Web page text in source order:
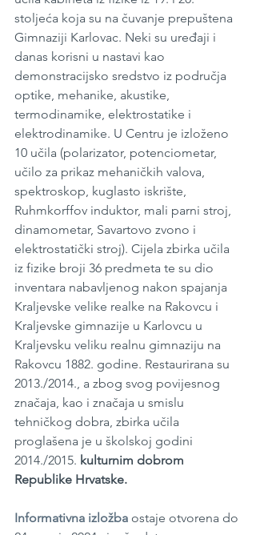
stoljeća koja su na čuvanje prepuštena
Gimnaziji Karlovac. Neki su uređaji i
danas korisni u nastavi kao
demonstracijsko sredstvo iz područja
optike, mehanike, akustike,
termodinamike, elektrostatike i
elektrodinamike. U Centru je izloženo
10 učila (polarizator, potenciometar,
učilo za prikaz mehaničkih valova,
spektroskop, kuglasto iskrište,
Ruhmkorffov induktor, mali parni stroj,
dinamometar, Savartovo zvono i
elektrostatički stroj). Cijela zbirka učila
iz fizike broji 36 predmeta te su dio
inventara nabavljenog nakon spajanja
Kraljevske velike realke na Rakovcu i
Kraljevske gimnazije u Karlovcu u
Kraljevsku veliku realnu gimnaziju na
Rakovcu 1882. godine. Restaurirana su
2013./2014., a zbog svog povijesnog
značaja, kao i značaja u smislu
tehničkog dobra, zbirka učila
proglašena je u školskoj godini
2014./2015. kulturnim dobrom
Republike Hrvatske.
Informativna izložba ostaje otvorena do